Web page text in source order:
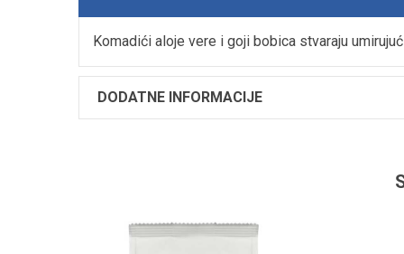
Komadići aloje vere i goji bobica stvaraju
DODATNE INFORMACIJE